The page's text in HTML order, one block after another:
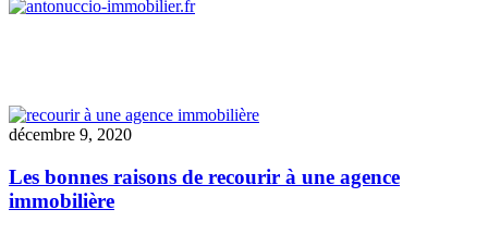
décembre 9, 2020
Les bonnes raisons de recourir à une agence
immobilière